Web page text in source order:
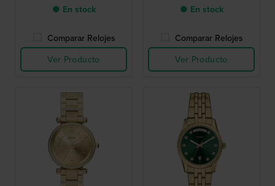
● En stock
Comparar Relojes
Ver Producto
● En stock
Comparar Relojes
Ver Producto